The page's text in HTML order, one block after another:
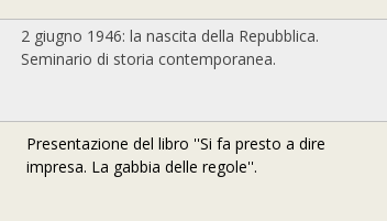
2 giugno 1946: la nascita della Repubblica.
Seminario di storia contemporanea.
Presentazione del libro ''Si fa presto a dire
impresa. La gabbia delle regole''.